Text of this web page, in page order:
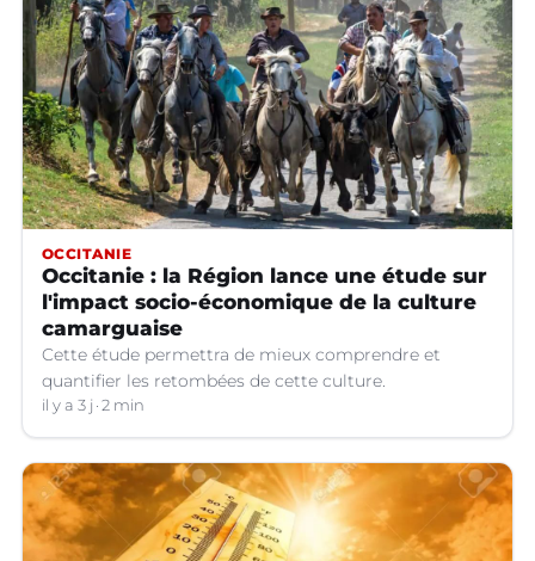
OCCITANIE
Occitanie : la Région lance une étude sur
l'impact socio-économique de la culture
camarguaise
Cette étude permettra de mieux comprendre et
quantifier les retombées de cette culture.
il y a 3 j 2 min